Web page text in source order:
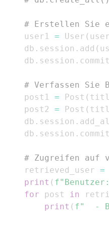
# Erstellen Sie
    user1
= User (
    db
. session . add (
    db
. session . commit
# Verfassen Sie
    post1
= Post (
    post2
= Post (
    db
. session .
    db
. session . commit
# Zugreifen auf
    retrieved_user
=
print (
for post in
print ( f"  -